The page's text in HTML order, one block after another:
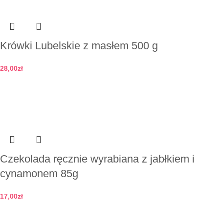
Krówki Lubelskie z masłem 500 g
28,00zł
Czekolada ręcznie wyrabiana z jabłkiem i
cynamonem 85g
17,00zł